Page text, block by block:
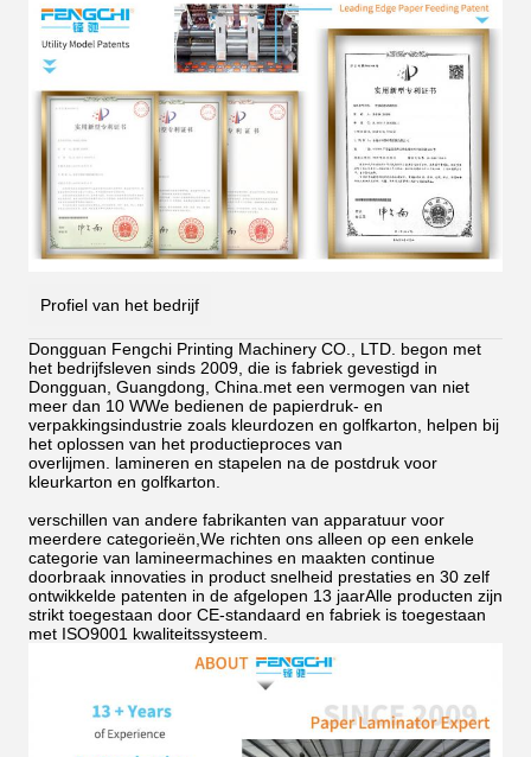
Profiel van het bedrijf
Dongguan Fengchi Printing Machinery CO., LTD. begon met
het bedrijfsleven sinds 2009, die is fabriek gevestigd in
Dongguan, Guangdong, China.met een vermogen van niet
meer dan 10 WWe bedienen de papierdruk- en
verpakkingsindustrie zoals kleurdozen en golfkarton, helpen bij
het oplossen van het productieproces van
overlijmen.
lamineren en stapelen na de postdruk voor
kleurkarton en golfkarton.
verschillen van andere fabrikanten van apparatuur voor
meerdere categorieën,We richten ons alleen op een enkele
categorie van lamineermachines en maakten continue
doorbraak innovaties in product snelheid prestaties en 30 zelf
ontwikkelde patenten in de afgelopen 13 jaarAlle producten zijn
strikt toegestaan door CE-standaard en fabriek is toegestaan
met ISO9001 kwaliteitssysteem.